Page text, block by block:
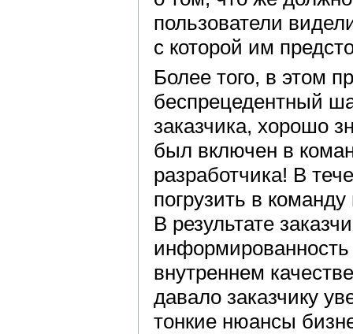
пользователи
с которой им
Более того, в этом
беспрецедентный
заказчика, хорошо
был включен в
разработчика! В
погрузить в
В результате
информированность
внутреннем
давало заказчику
тонкие нюансы